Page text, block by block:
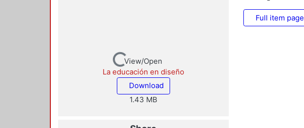
Loading...
View/Open
La educación en diseño
Download
1.43 MB
Full item page